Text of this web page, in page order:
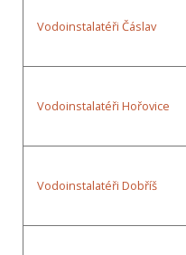
Vodoinstalatéři Čáslav
Vodoinstalatéři Hořovice
Vodoinstalatéři Dobříš